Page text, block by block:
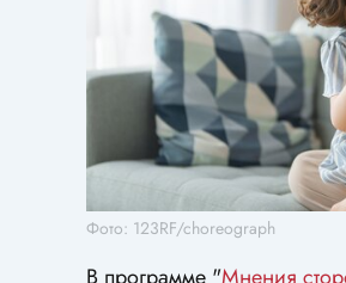
Фото: 123RF/choreograph
В программе "Мнения